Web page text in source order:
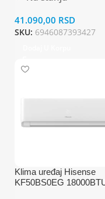
41.090,00 RSD
SKU: 6946087393427
Klima uređaj Hisense
KF50BS0EG